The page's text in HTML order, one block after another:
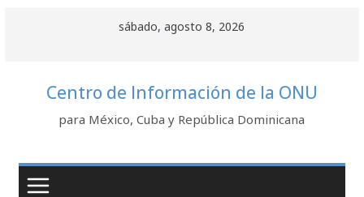
sábado, agosto 8, 2026
Centro de Información de la ONU
para México, Cuba y República Dominicana